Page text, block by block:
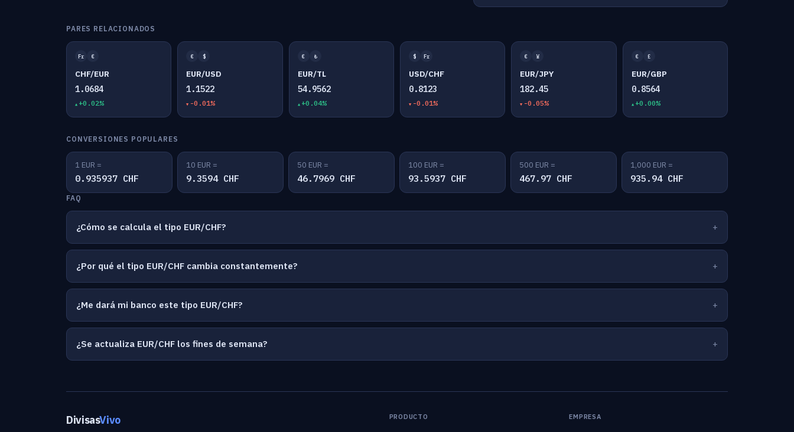
PARES RELACIONADOS
Fr €
CHF/EUR
1.0684
+0.02%
€ $
EUR/USD
1.1522
-0.01%
€ ₺
EUR/TL
54.9562
+0.04%
$ Fr
USD/CHF
0.8123
-0.01%
€ ¥
EUR/JPY
182.45
-0.05%
€ £
EUR/GBP
0.8564
+0.00%
CONVERSIONES POPULARES
1 EUR =
0.935937 CHF
10 EUR =
9.3594 CHF
50 EUR =
46.7969 CHF
100 EUR =
93.5937 CHF
500 EUR =
467.97 CHF
1,000 EUR =
935.94 CHF
FAQ
¿Cómo se calcula el tipo EUR/CHF?
¿Por qué el tipo EUR/CHF cambia constantemente?
¿Me dará mi banco este tipo EUR/CHF?
¿Se actualiza EUR/CHF los fines de semana?
DivisasVivo PRODUCTO EMPRESA